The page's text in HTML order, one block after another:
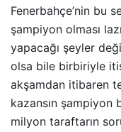
Fenerbahçe’nin bu
şampiyon olması
yapacağı şeyler
olsa bile birbiriyle
akşamdan itibaren
kazansın
milyon taraftarın